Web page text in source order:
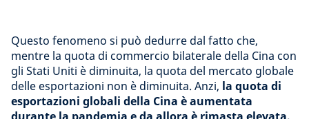
Questo fenomeno si può dedurre dal fatto che,
mentre la quota di commercio bilaterale della Cina con
gli Stati Uniti è diminuita, la quota del mercato globale
delle esportazioni non è diminuita. Anzi, la quota di
esportazioni globali della Cina è aumentata